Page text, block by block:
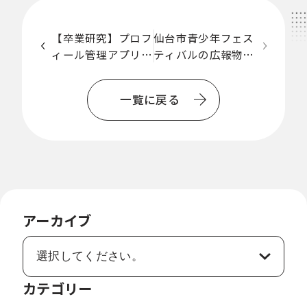
【卒業研究】プロフ
ィール管理アプリケ
仙台市青少年フェス
ティバルの広報物を
一
覧
に
戻
一覧に戻る
アーカイブ
カテゴリー